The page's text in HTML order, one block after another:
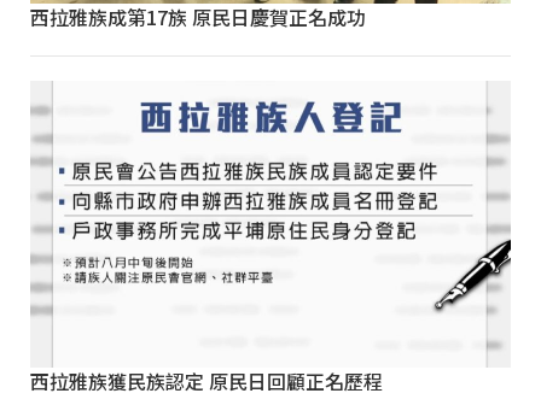
西拉雅族成第17族 原民日慶賀正名成功
西拉雅族獲民族認定 原民日回顧正名歷程